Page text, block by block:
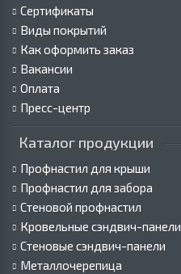
Сертификаты
Виды покрытий
Как оформить заказ
Вакансии
Оплата
Пресс-центр
Каталог продукции
Профнастил для крыши
Профнастил для забора
Стеновой профнастил
Кровельные сэндвич-панели
Стеновые сэндвич-панели
Металлочерепица